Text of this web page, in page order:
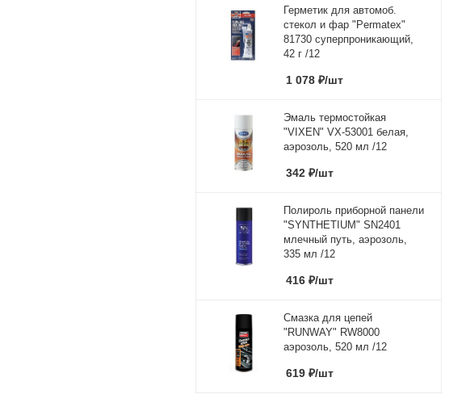
Герметик для автомоб.
стекол и фар "Permatex"
81730 суперпроникающий,
42 г /12
1 078 ₽/шт
Эмаль термостойкая
"VIXEN" VX-53001 белая,
аэрозоль, 520 мл /12
342 ₽/шт
Полироль приборной панели
"SYNTHETIUM" SN2401
млечный путь, аэрозоль,
335 мл /12
416 ₽/шт
Смазка для цепей
"RUNWAY" RW8000
аэрозоль, 520 мл /12
619 ₽/шт